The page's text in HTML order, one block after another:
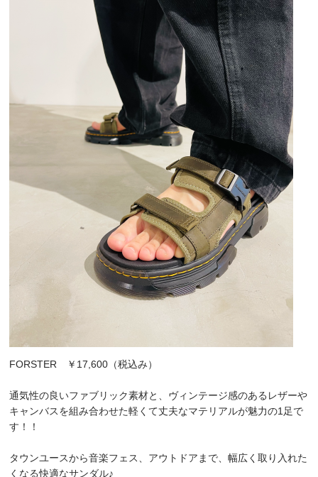
FORSTER ￥17,600（税込み）
通気性の良いファブリック素材と、ヴィンテージ感のあるレザーや
キャンバスを組み合わせた軽くて丈夫なマテリアルが魅力の1足で
す！！
タウンユースから音楽フェス、アウトドアまで、幅広く取り入れた
くなる快適なサンダル♪